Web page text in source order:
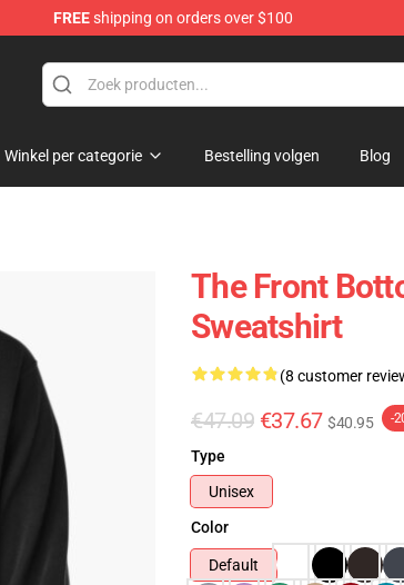
FREEshipping on orders over $100
Winkel per categorie Bestelling volgen Blog
The Front
Sweatshirt
(8 customer
€47.09 €37.67 $40.95 -
Type
Unisex
Color
Default